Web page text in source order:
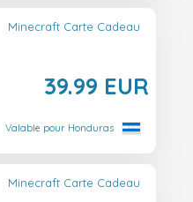
Minecraft Carte Cadeau
39.99 EUR
Valable pour Honduras
Minecraft Carte Cadeau